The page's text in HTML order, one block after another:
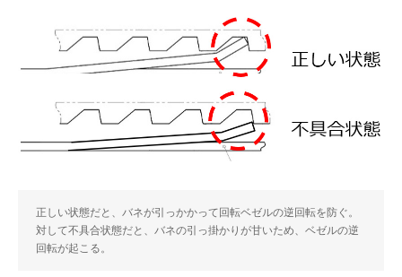
正しい状態だと、バネが引っかかって回転ベゼルの逆回転を防ぐ。
対して不具合状態だと、バネの引っ掛かりが甘いため、ベゼルの逆
回転が起こる。